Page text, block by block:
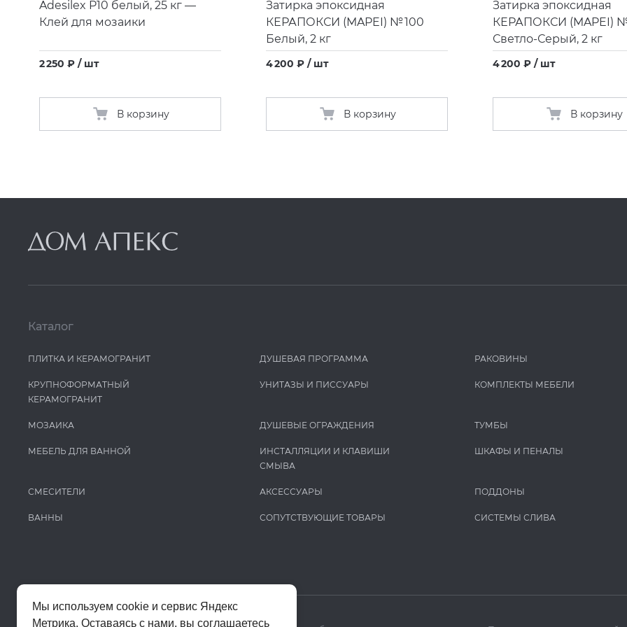
Adesilex P10 белый, 25 кг —
Клей для мозаики
2 250 ₽ / шт
В корзину
Затирка эпоксидная
КЕРАПОКСИ (MAPEI) № 100
Белый, 2 кг
4 200 ₽ / шт
В корзину
Затирка эпоксидная
КЕРАПОКСИ (MAPEI) №
Светло-Серый, 2 кг
4 200 ₽ / шт
В корзину
Каталог
ПЛИТКА И КЕРАМОГРАНИТ
КРУПНОФОРМАТНЫЙ
КЕРАМОГРАНИТ
МОЗАИКА
МЕБЕЛЬ ДЛЯ ВАННОЙ
СМЕСИТЕЛИ
ВАННЫ
ДУШЕВАЯ ПРОГРАММА
УНИТАЗЫ И ПИCCУАРЫ
ДУШЕВЫЕ ОГРАЖДЕНИЯ
ИНСТАЛЛЯЦИИ И КЛАВИШИ
СМЫВА
АКСЕССУАРЫ
СОПУТСТВУЮЩИЕ ТОВАРЫ
РАКОВИНЫ
КОМПЛЕКТЫ МЕБЕЛИ
ТУМБЫ
ШКАФЫ И ПЕНАЛЫ
ПОДДОНЫ
СИСТЕМЫ СЛИВА
Мы используем cookie и сервис Яндекс
Метрика. Оставаясь с нами, вы соглашаетесь